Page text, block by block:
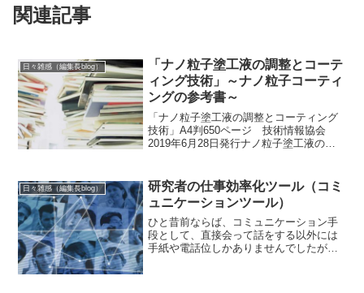
関連記事
日々雑感（編集長blog）
「ナノ粒子塗工液の調整とコーテ
ィング技術」～ナノ粒子コーティ
ングの参考書～
「ナノ粒子塗工液の調整とコーティング
技術」A4判650ページ 技術情報協会
2019年6月28日発行ナノ粒子塗工液の調
がある。既存材料の表面にナノ粒子を
「コーティング」...
日々雑感（編集長blog）
研究者の仕事効率化ツール（コミ
ュニケーションツール）
ひと昔前ならば、コミュニケーション手
段として、直接会って話をする以外には
手紙や電話位しかありませんでしたが、